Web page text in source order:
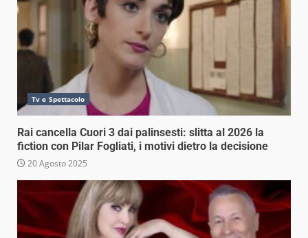
Tv e Spettacolo
Rai cancella Cuori 3 dai palinsesti: slitta al 2026 la
fiction con Pilar Fogliati, i motivi dietro la decisione
20 Agosto 2025